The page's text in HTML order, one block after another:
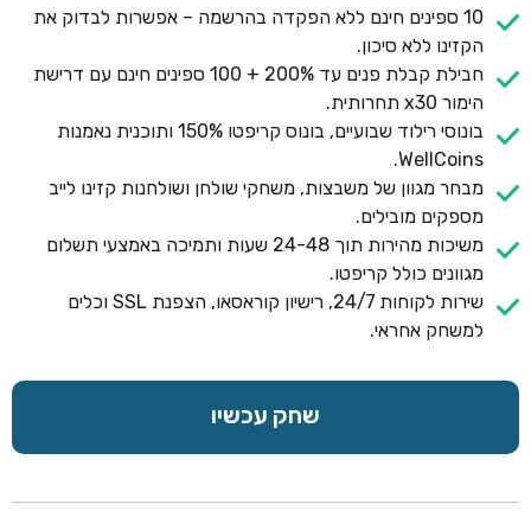
10 ספינים חינם ללא הפקדה בהרשמה – אפשרות לבדוק את
הקזינו ללא סיכון.
חבילת קבלת פנים עד 200% + 100 ספינים חינם עם דרישת
הימור x30 תחרותית.
בונוסי רילוד שבועיים, בונוס קריפטו 150% ותוכנית נאמנות
WellCoins.
מבחר מגוון של משבצות, משחקי שולחן ושולחנות קזינו לייב
מספקים מובילים.
משיכות מהירות תוך 24-48 שעות ותמיכה באמצעי תשלום
מגוונים כולל קריפטו.
שירות לקוחות 24/7, רישיון קוראסאו, הצפנת SSL וכלים
למשחק אחראי.
שחק עכשיו